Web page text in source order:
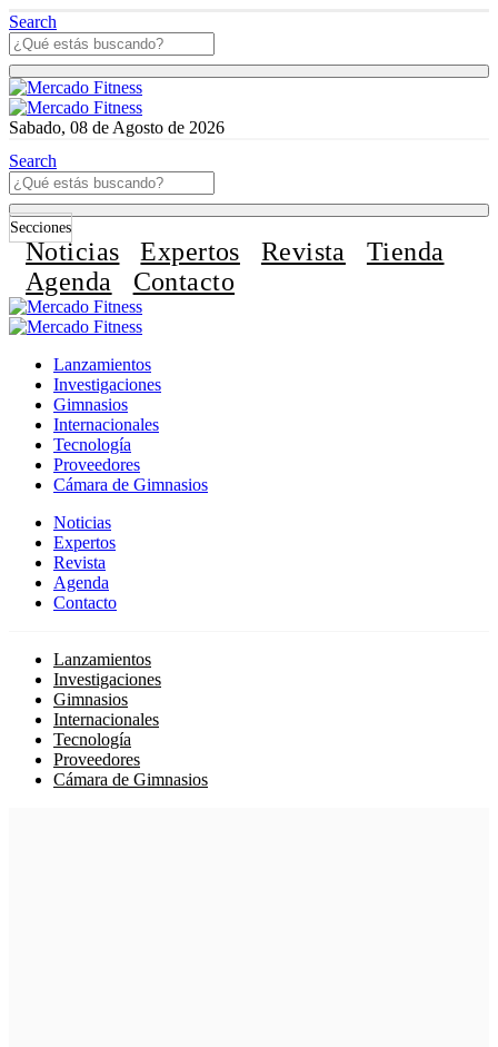
Search
Sabado, 08 de Agosto de 2026
Search
Secciones
Noticias Expertos Revista
Tienda
Agenda
Contacto
Lanzamientos
Investigaciones
Gimnasios
Internacionales
Tecnología
Proveedores
Cámara de Gimnasios
Noticias
Expertos
Revista
Agenda
Contacto
Lanzamientos
Investigaciones
Gimnasios
Internacionales
Tecnología
Proveedores
Cámara de Gimnasios